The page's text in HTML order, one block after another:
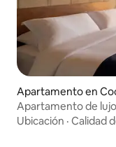
Apartamento en
Apartamento de
Ubicación · Calidad